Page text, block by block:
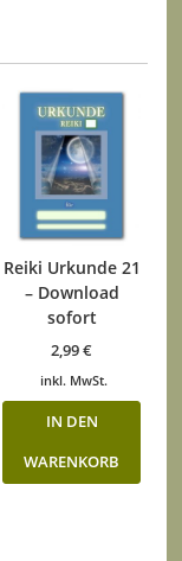
Reiki Urkunde 21
– Download
sofort
2,99€
inkl. MwSt.
IN DEN
WARENKORB